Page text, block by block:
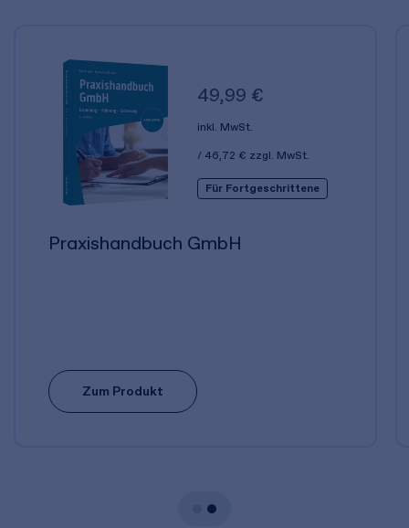
49,99 €
inkl. MwSt.
46,72 € zzgl. MwSt.
Für Fortgeschrittene
Praxishandbuch GmbH
Zum Produkt